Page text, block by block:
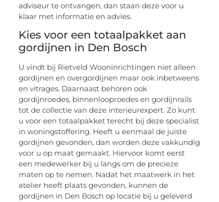
adviseur te ontvangen, dan staan deze voor u
klaar met informatie en advies.
Kies voor een totaalpakket aan
gordijnen in Den Bosch
U vindt bij Rietveld Wooninrichtingen niet alleen
gordijnen en overgordijnen maar ook inbetweens
en vitrages. Daarnaast behoren ook
gordijnroedes, binnenlooproedes en gordijnrails
tot de collectie van deze interieurexpert. Zo kunt
u voor een totaalpakket terecht bij deze specialist
in woningstoffering. Heeft u eenmaal de juiste
gordijnen gevonden, dan worden deze vakkundig
voor u op maat gemaakt. Hiervoor komt eerst
een medewerker bij u langs om de precieze
maten op te nemen. Nadat het maatwerk in het
atelier heeft plaats gevonden, kunnen de
gordijnen in Den Bosch op locatie bij u geleverd